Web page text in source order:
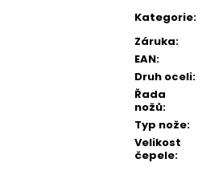
Kategorie:
Záruka:
EAN:
Druh oceli:
Řada
nožů:
Typ nože:
Velikost
čepele: